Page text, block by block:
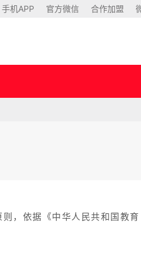
手机APP 官方微信 合作加盟
，依据《中华人民共和国教育